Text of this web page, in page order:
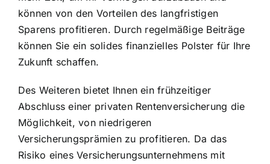
können von den Vorteilen des langfristigen
Sparens profitieren. Durch regelmäßige Beiträge
können Sie ein solides finanzielles Polster für Ihre
Zukunft schaffen.
Des Weiteren bietet Ihnen ein frühzeitiger
Abschluss einer privaten Rentenversicherung die
Möglichkeit, von niedrigeren
Versicherungsprämien zu profitieren. Da das
Risiko eines Versicherungsunternehmens mit